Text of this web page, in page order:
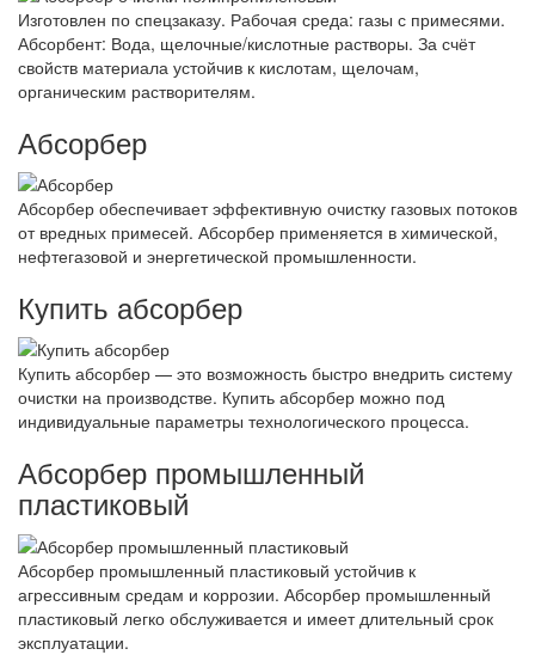
Изготовлен по спецзаказу. Рабочая среда: газы с примесями.
Абсорбент: Вода, щелочные/кислотные растворы. За счёт
свойств материала устойчив к кислотам, щелочам,
органическим растворителям.
Абсорбер
Абсорбер обеспечивает эффективную очистку газовых потоков
от вредных примесей. Абсорбер применяется в химической,
нефтегазовой и энергетической промышленности.
Купить абсорбер
Купить абсорбер — это возможность быстро внедрить систему
очистки на производстве. Купить абсорбер можно под
индивидуальные параметры технологического процесса.
Абсорбер промышленный
пластиковый
Абсорбер промышленный пластиковый устойчив к
агрессивным средам и коррозии. Абсорбер промышленный
пластиковый легко обслуживается и имеет длительный срок
эксплуатации.